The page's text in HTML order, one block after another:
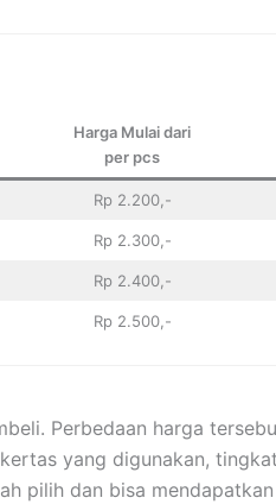
Harga Mulai dari
per pcs
Rp 2.200,-
Rp 2.300,-
Rp 2.400,-
Rp 2.500,-
Perbedaan harga
yang digunakan,
pilih dan bisa